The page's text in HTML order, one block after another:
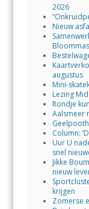
2026
Nieuw
augustus
Mini-
Lezing
Rondje
Aalsmeer
Column:
Uur U
snel
Jikke
nieuw
krijgen
Zomerse